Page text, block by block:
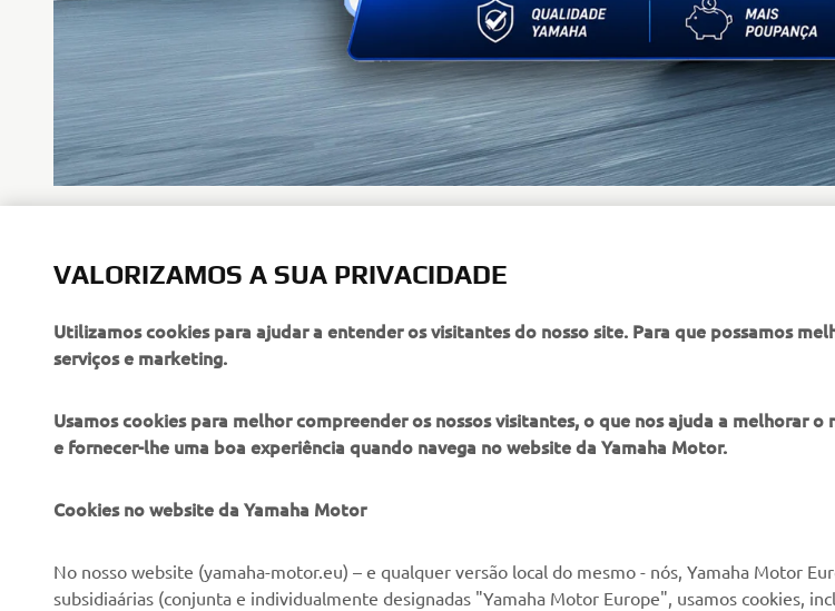
primeiro quilómetro.
EMPRESA
Notícias
PARA EMPRESAS
NEO's Delivery
Sistemas eBike
Yamaha Music
Serviço
VALORIZAMOS A SUA PRIVACIDADE
Utilizamos cookies para ajudar a entender os visitantes do nosso site. Para que possamos
serviços e marketing.
Usamos cookies para melhor compreender os nossos visitantes, o que nos ajuda a melhorar
e fornecer-lhe uma boa experiência quando navega no website da Yamaha Motor.
Cookies no website da Yamaha Motor
No nosso website (yamaha-motor.eu) – e qualquer versão local do mesmo - nós, Yamaha Motor
subsidiaárias (conjunta e individualmente designadas "Yamaha Motor Europe", usamos cookies,